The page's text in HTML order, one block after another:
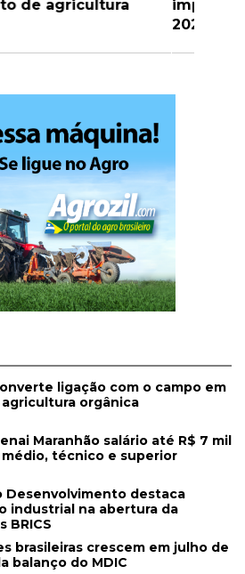
carnes e ovinos até
ligação com o campo em
orgânica
Maranhão salário até R$ 7 mil
médio, técnico e superior
Desenvolvimento destaca
industrial na abertura da
BRICS
brasileiras crescem em julho de
balanço do MDIC